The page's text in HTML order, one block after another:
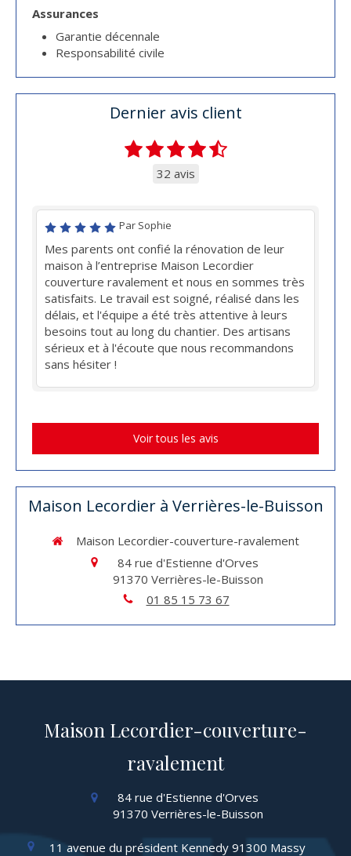
Assurances
Garantie décennale
Responsabilité civile
Dernier avis client
32 avis
Par Sophie
Mes parents ont confié la rénovation de leur
maison à l’entreprise Maison Lecordier
couverture ravalement et nous en sommes très
satisfaits. Le travail est soigné, réalisé dans les
délais, et l'équipe a été très attentive à leurs
besoins tout au long du chantier. Des artisans
sérieux et à l'écoute que nous recommandons
sans hésiter !
Voir tous les avis
Maison Lecordier à Verrières-le-Buisson
Maison Lecordier-couverture-ravalement
84 rue d'Estienne d'Orves
91370 Verrières-le-Buisson
01 85 15 73 67
Maison Lecordier-couverture-
ravalement
84 rue d'Estienne d'Orves
91370 Verrières-le-Buisson
11 avenue du président Kennedy 91300 Massy